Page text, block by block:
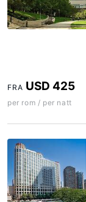
FRA USD 425
per rom / per natt